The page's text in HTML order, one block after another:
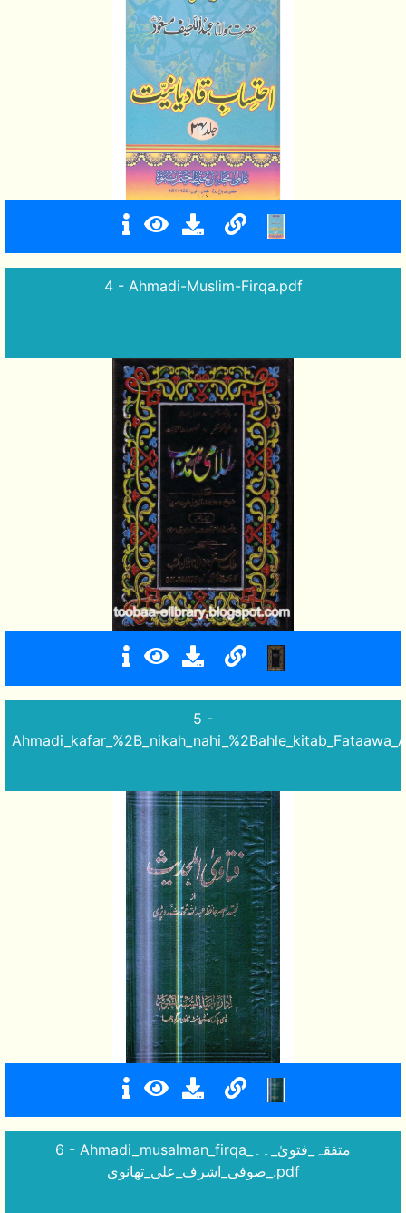
4 - Ahmadi-Muslim-Firqa.pdf
5 -
6 - Ahmadi_musalman_firqa_متفقہ_فتویٰ_۔۔
_صوفی_اشرف_علی_تھانوی.pdf